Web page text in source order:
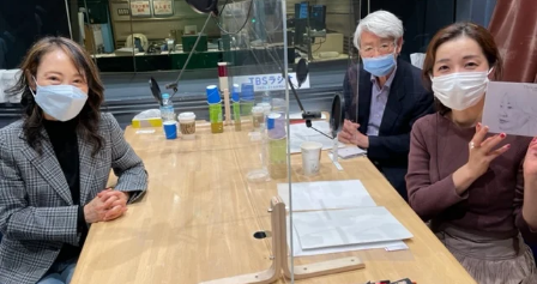
イベント・グッズ
YouTube
会社情報